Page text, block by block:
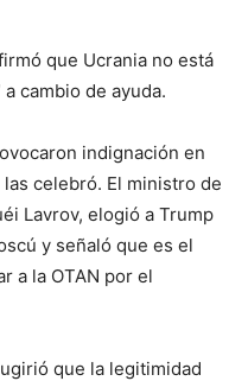
que Ucrania no está
cambio de ayuda.
indignación en
celebró. El ministro de
Lavrov, elogió a Trump
y señaló que es el
a la OTAN por el
que la legitimidad